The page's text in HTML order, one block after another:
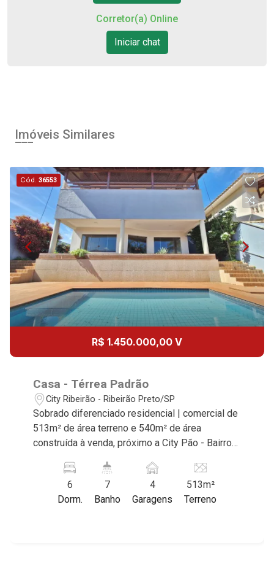
Corretor(a) Online
Iniciar chat
Imóveis Similares
Cód.36553
R$ 1.450.000,00 V
Casa - Térrea Padrão
City Ribeirão - Ribeirão Preto/SP
Sobrado diferenciado residencial | comercial de
513m² de área terreno e 540m² de área
construída à venda, próximo a City Pão - Bairro
características deste imóvel que a Martinelli
Imobiliária selecionou para você: - 513m² de
área terreno e 540m² de área construída - 6
6
Dorm.
7
Banho
4
Garagens
513m²
Terreno